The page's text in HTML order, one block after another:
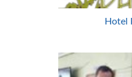
Hotel